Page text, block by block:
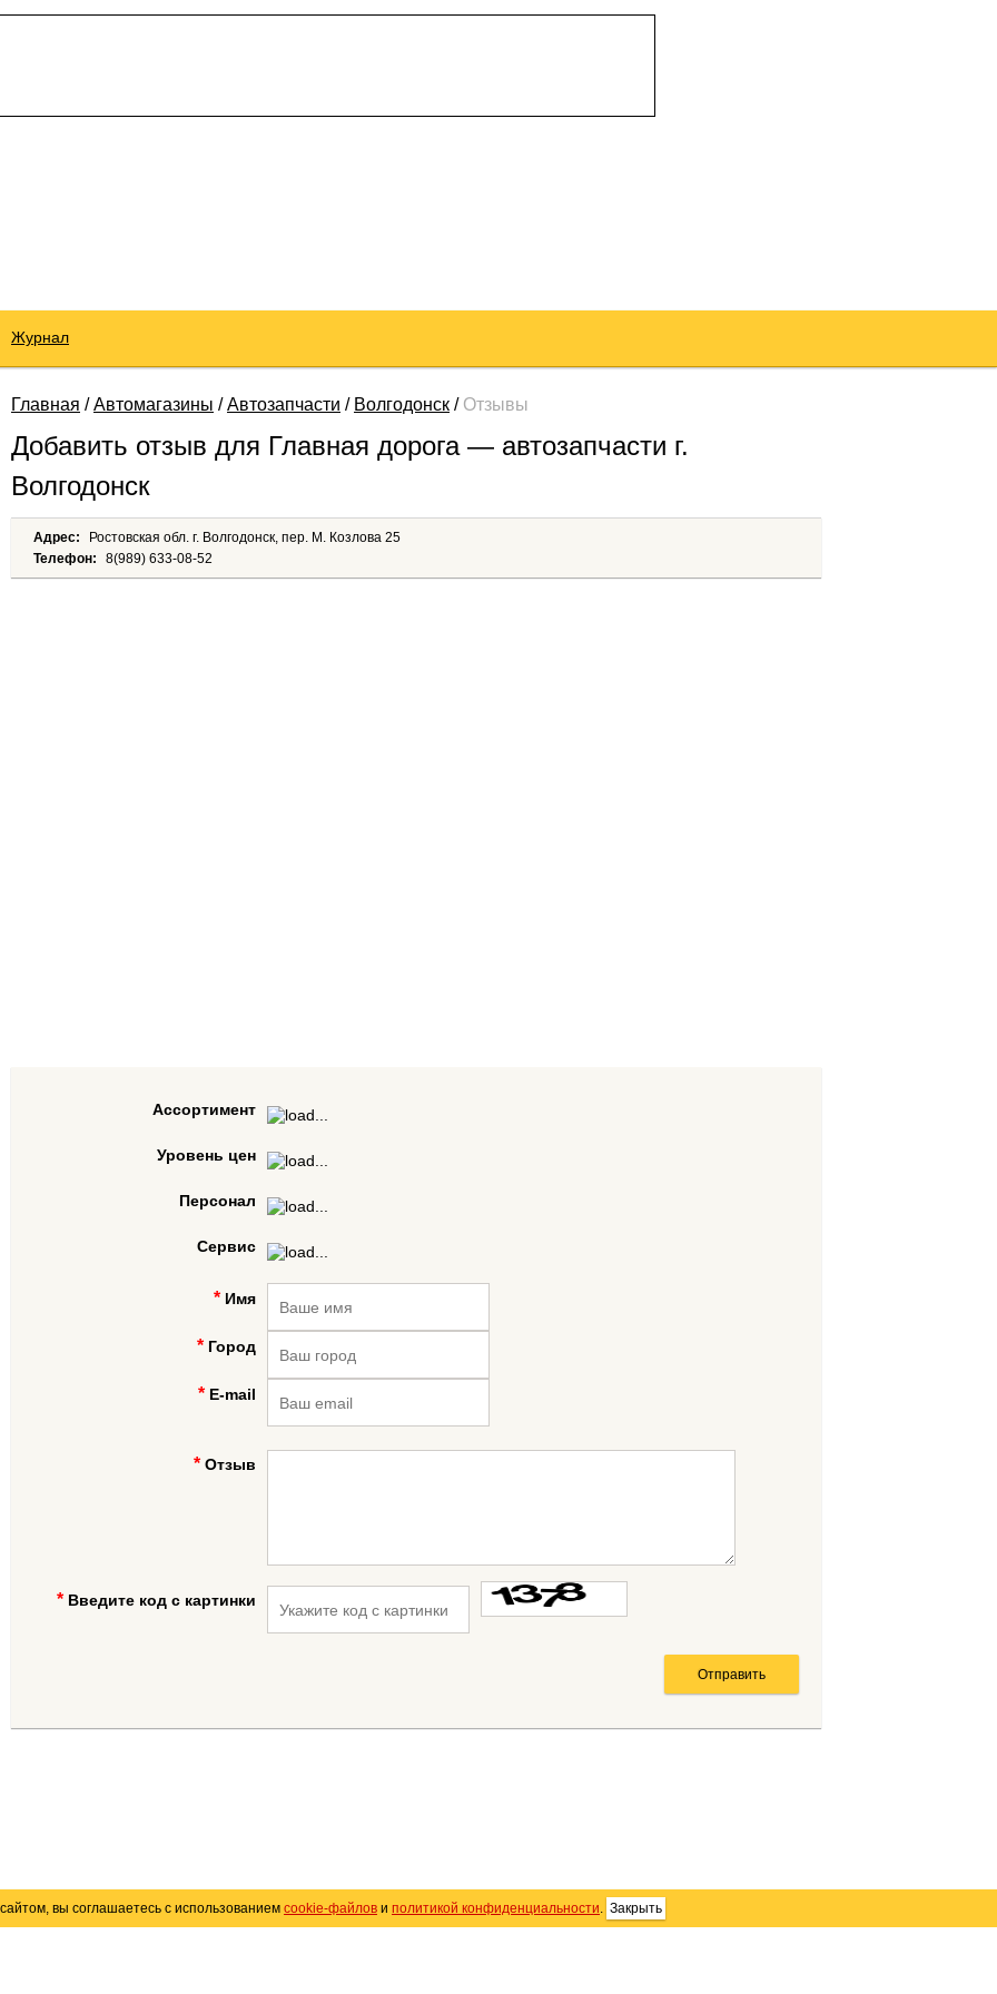
Журнал
Главная /Автомагазины /Автозапчасти / Волгодонск / Отзывы
Добавить отзыв для Главная дорога — автозапчасти г.
Волгодонск
Адрес:
Ростовская обл. г. Волгодонск, пер. М. Козлова 25
Телефон:
8(989) 633-08-52
Ассортимент
Уровень цен
Персонал
Сервис
Имя
Город
E-mail
Отзыв
Введите код с картинки
вы соглашаетесь с использованием cookie-файлов и политикой конфиденциальности. Закрыть